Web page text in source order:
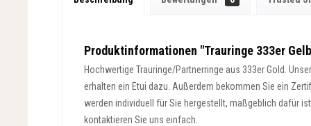
Produktinformationen "Trauringe 333er
Hochwertige Trauringe/Partnerringe aus 333er Gold.
erhalten ein Etui dazu. Außerdem bekommen Sie ein
werden individuell für Sie hergestellt, maßgeblich dafür
kontaktieren Sie uns einfach.